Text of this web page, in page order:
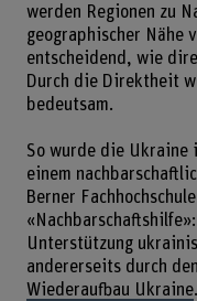
werden Regionen zu
geographischer Nähe
entscheidend, wie
Durch die Direktheit
bedeutsam.
So wurde die Ukraine
einem
Berner
Unterstützung
andererseits durch
Wiederaufbau Ukraine.